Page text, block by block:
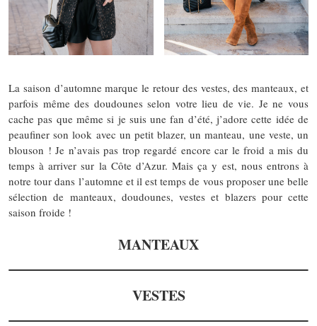
La saison d’automne marque le retour des vestes, des manteaux, et
parfois même des doudounes selon votre lieu de vie. Je ne vous
cache pas que même si je suis une fan d’été, j’adore cette idée de
peaufiner son look avec un petit blazer, un manteau, une veste, un
blouson ! Je n’avais pas trop regardé encore car le froid a mis du
temps à arriver sur la Côte d’Azur. Mais ça y est, nous entrons à
notre tour dans l’automne et il est temps de vous proposer une belle
sélection de manteaux, doudounes, vestes et blazers pour cette
saison froide !
MANTEAUX
VESTES